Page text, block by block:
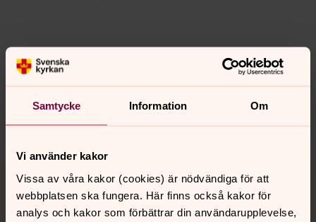
Samtycke Information Om
Vi använder kakor
Vissa av våra kakor (cookies) är nödvändiga för att
webbplatsen ska fungera. Här finns också kakor för
analys och kakor som förbättrar din användarupplevelse,
Synpunkter eller frågor på sidans
innehåll?
norra.oland.pastorat@svenskakyrkan.se
Dela
Tillbaka till toppen
Tillbaka till innehållet